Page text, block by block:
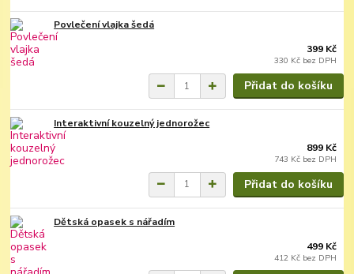
Povlečení vlajka šedá
399 Kč
330 Kč bez DPH
Přidat do košíku
Interaktivní kouzelný jednorožec
899 Kč
743 Kč bez DPH
Přidat do košíku
Dětská opasek s nářadím
499 Kč
412 Kč bez DPH